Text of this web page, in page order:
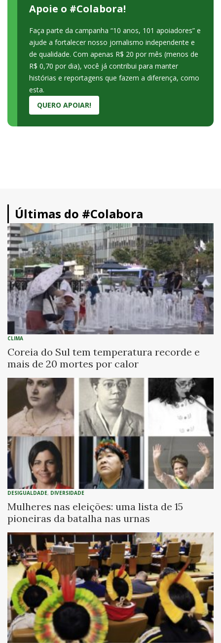
Apoie o #Colabora!
Faça parte da campanha “10 anos, 101 apoiadores” e
ajude a fortalecer nosso jornalismo independente e
de qualidade. Com apenas R$ 20 por mês (menos de
R$ 0,70 por dia), você já contribui para manter
histórias e reportagens que fazem a diferença, como
esta.
QUERO APOIAR!
Últimas do #Colabora
CLIMA
Coreia do Sul tem temperatura recorde e
mais de 20 mortes por calor
DESIGUALDADE, DIVERSIDADE
Mulheres nas eleições: uma lista de 15
pioneiras da batalha nas urnas